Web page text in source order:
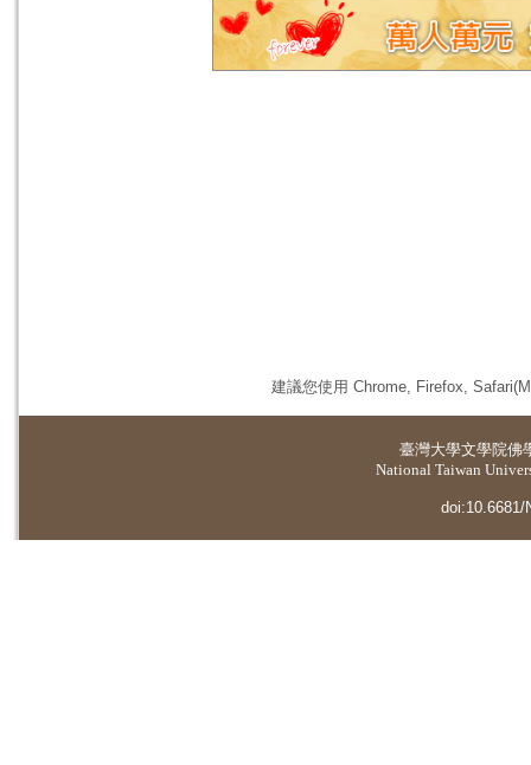
建議您使用 Chrome, Firefox,
臺灣大學文學院佛
National Taiwan
doi:10.6681/